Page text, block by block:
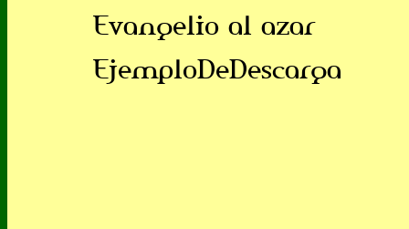
Evangelio al azar
EjemploDeDescarga